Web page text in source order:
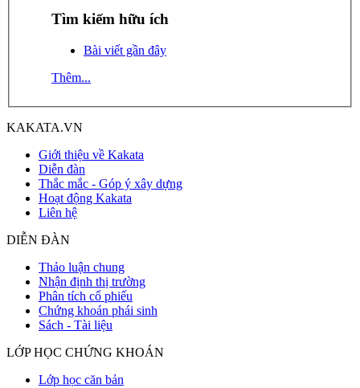
Tìm kiếm hữu ích
Bài viết gần đây
Thêm...
KAKATA.VN
Giới thiệu về Kakata
Diễn đàn
Thắc mắc - Góp ý xây dựng
Hoạt động Kakata
Liên hệ
DIỄN ĐÀN
Thảo luận chung
Nhận định thị trường
Phân tích cổ phiếu
Chứng khoán phái sinh
Sách - Tài liệu
LỚP HỌC CHỨNG KHOÁN
Lớp học căn bản